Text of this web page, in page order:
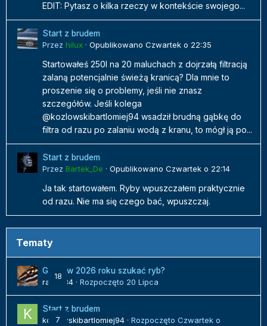
EDIT: Pytasz o kilka rzeczy w kontekście swojego...
Start z brudem
Przez hilux · Opublikowano Czwartek o 22:35
Startowałeś 250l na 20 maluchach z dojrzałą filtracją
zalaną potencjalnie świeżą kranicą? Dla mnie to
proszenie się o problemy, jeśli nie znasz
szczegółów. Jeśli kolega
@kozlowskibartlomiej94 wsadził brudną gąbkę do
filtra od razu po zalaniu wodą z kranu, to mógł ją po...
Start z brudem
Przez Bartek_De · Opublikowano Czwartek o 22:14
Ja tak startowałem. Ryby wpuszczałem praktycznie
od razu. Nie ma się czego bać, wpuszczaj.
Tematy
18
Gdzie w 2026 roku szukać ryb?
radek84 · Rozpoczęto 20 Lipca
7
Start z brudem
kozlowskibartlomiej94 · Rozpoczęto Czwartek o